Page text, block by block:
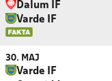
Dalum IF
Varde IF
30. MAJ
Varde IF